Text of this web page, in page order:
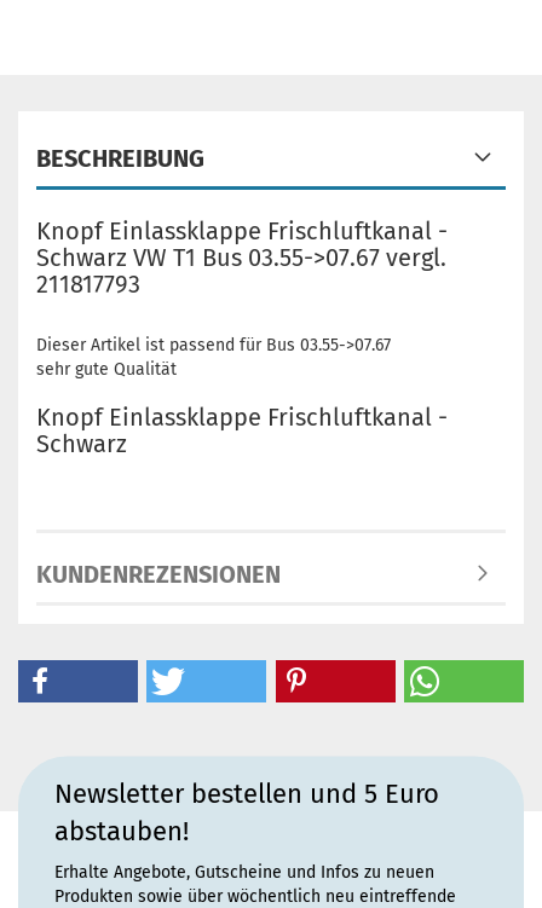
BESCHREIBUNG
Knopf Einlassklappe Frischluftkanal -
Schwarz VW T1 Bus 03.55->07.67 vergl.
211817793
Dieser Artikel ist passend für Bus 03.55->07.67
sehr gute Qualität
Knopf Einlassklappe Frischluftkanal -
Schwarz
KUNDENREZENSIONEN
Newsletter bestellen und 5 Euro
abstauben!
Erhalte Angebote, Gutscheine und Infos zu neuen
Produkten sowie über wöchentlich neu eintreffende